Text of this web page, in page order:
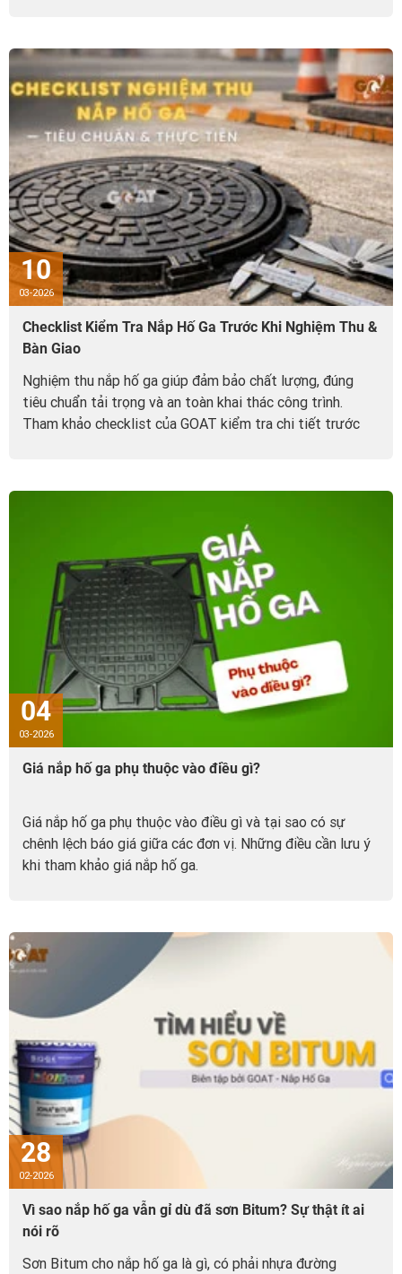
10
03-2026
Checklist Kiểm Tra Nắp Hố Ga Trước Khi Nghiệm Thu &
Bàn Giao
Nghiệm thu nắp hố ga giúp đảm bảo chất lượng, đúng
tiêu chuẩn tải trọng và an toàn khai thác công trình.
Tham khảo checklist của GOAT kiểm tra chi tiết trước
04
03-2026
Giá nắp hố ga phụ thuộc vào điều gì?
Giá nắp hố ga phụ thuộc vào điều gì và tại sao có sự
chênh lệch báo giá giữa các đơn vị. Những điều cần lưu ý
khi tham khảo giá nắp hố ga.
28
02-2026
Vì sao nắp hố ga vẫn gỉ dù đã sơn Bitum? Sự thật ít ai
nói rõ
Sơn Bitum cho nắp hố ga là gì, có phải nhựa đường